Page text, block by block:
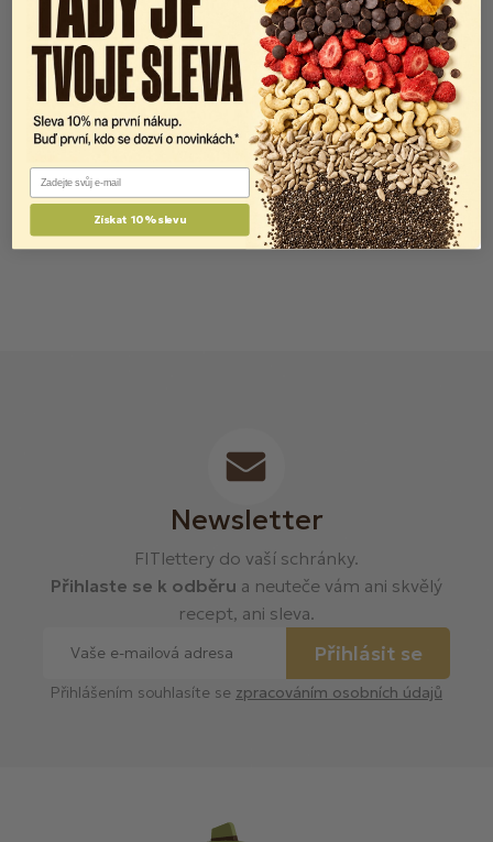
Newsletter
FITlettery do vaší schránky.
Přihlaste se k odběru a neuteče vám ani skvělý
recept, ani sleva.
Přihlásit se
Přihlášením souhlasíte se zpracováním osobních údajů
Email
Získat 10% slevu